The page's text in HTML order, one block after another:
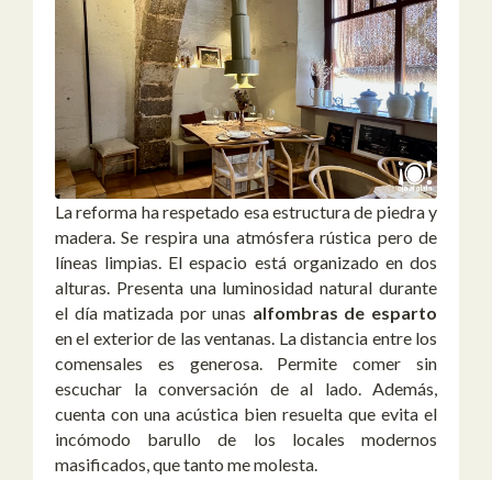
La reforma ha respetado esa estructura de piedra y
madera. Se respira una atmósfera rústica pero de
líneas limpias. El espacio está organizado en dos
alturas. Presenta una luminosidad natural durante
el día matizada por unas alfombras de esparto
en el exterior de las ventanas. La distancia entre los
comensales es generosa. Permite comer sin
escuchar la conversación de al lado. Además,
cuenta con una acústica bien resuelta que evita el
incómodo barullo de los locales modernos
masificados, que tanto me molesta.